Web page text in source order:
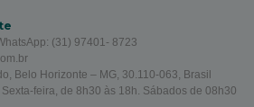
(31) 97401- 8723
Belo Horizonte – MG, 30.110-063, Brasil
feira, de 8h30 às 18h. Sábados de 08h30